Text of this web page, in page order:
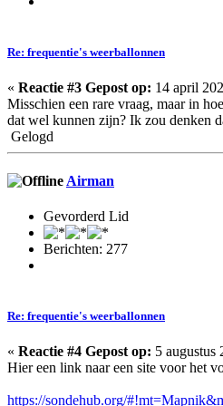
Re: frequentie's weerballonnen
« Reactie #3 Gepost op: 14 april
Misschien een rare vraag, maar in
dat wel kunnen zijn? Ik zou denken
Gelogd
Airman
Gevorderd Lid
Berichten: 277
Re: frequentie's weerballonnen
« Reactie #4 Gepost op: 5 augustus
Hier een link naar een site voor het
https://sondehub.org/